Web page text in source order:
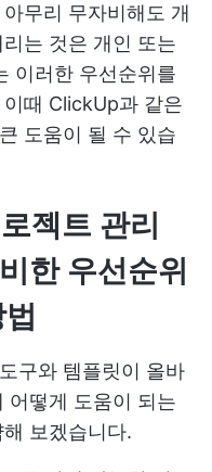
무리 무자비해도 개
는 것은 개인 또는
이러한 우선순위를
때 ClickUp과 같은
도움이 될 수 있습
젝트 관리
한 우선순위
구와 템플릿이 올바
어떻게 도움이 되는
보겠습니다.